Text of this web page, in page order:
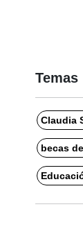
Temas
Claudia
becas